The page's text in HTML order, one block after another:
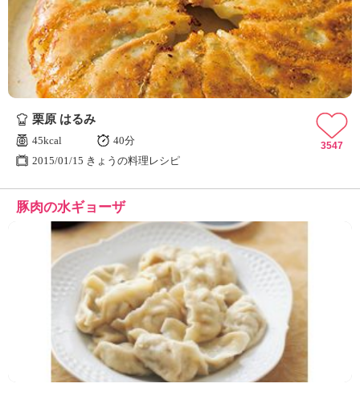
栗原 はるみ
45kcal
40分
2015/01/15 きょうの料理レシピ
3547
豚肉の水ギョーザ